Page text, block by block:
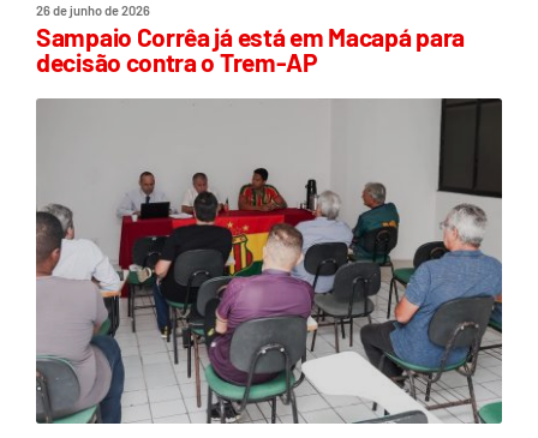
26 de junho de 2026
Sampaio Corrêa já está em Macapá para
decisão contra o Trem-AP